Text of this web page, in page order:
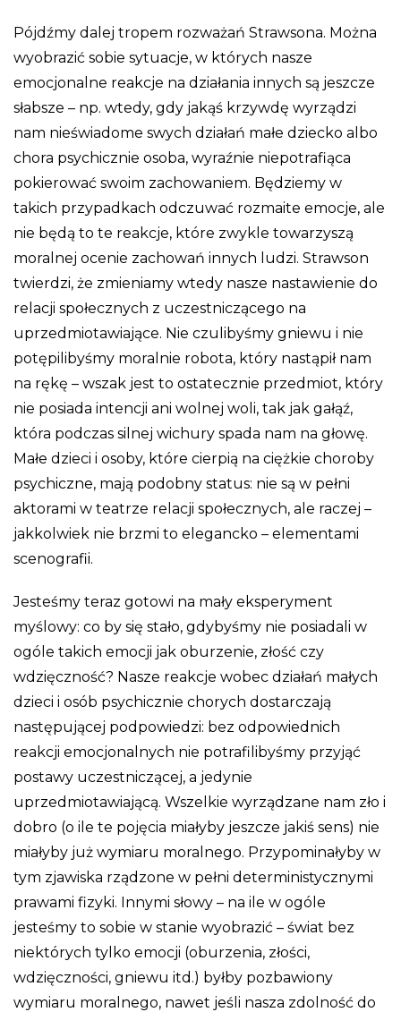
Pójdźmy dalej tropem rozważań Strawsona. Można
wyobrazić sobie sytuacje, w których nasze
emocjonalne reakcje na działania innych są jeszcze
słabsze – np. wtedy, gdy jakąś krzywdę wyrządzi
nam nieświadome swych działań małe dziecko albo
chora psychicznie osoba, wyraźnie niepotrafiąca
pokierować swoim zachowaniem. Będziemy w
takich przypadkach odczuwać rozmaite emocje, ale
nie będą to te reakcje, które zwykle towarzyszą
moralnej ocenie zachowań innych ludzi. Strawson
twierdzi, że zmieniamy wtedy nasze nastawienie do
relacji społecznych z uczestniczącego na
uprzedmiotawiające. Nie czulibyśmy gniewu i nie
potępilibyśmy moralnie robota, który nastąpił nam
na rękę – wszak jest to ostatecznie przedmiot, który
nie posiada intencji ani wolnej woli, tak jak gałąź,
która podczas silnej wichury spada nam na głowę.
Małe dzieci i osoby, które cierpią na ciężkie choroby
psychiczne, mają podobny status: nie są w pełni
aktorami w teatrze relacji społecznych, ale raczej –
jakkolwiek nie brzmi to elegancko – elementami
scenografii.
Jesteśmy teraz gotowi na mały eksperyment
myślowy: co by się stało, gdybyśmy nie posiadali w
ogóle takich emocji jak oburzenie, złość czy
wdzięczność? Nasze reakcje wobec działań małych
dzieci i osób psychicznie chorych dostarczają
następującej podpowiedzi: bez odpowiednich
reakcji emocjonalnych nie potrafilibyśmy przyjąć
postawy uczestniczącej, a jedynie
uprzedmiotawiającą. Wszelkie wyrządzane nam zło i
dobro (o ile te pojęcia miałyby jeszcze jakiś sens) nie
miałyby już wymiaru moralnego. Przypominałyby w
tym zjawiska rządzone w pełni deterministycznymi
prawami fizyki. Innymi słowy – na ile w ogóle
jesteśmy to sobie w stanie wyobrazić – świat bez
niektórych tylko emocji (oburzenia, złości,
wdzięczności, gniewu itd.) byłby pozbawiony
wymiaru moralnego, nawet jeśli nasza zdolność do